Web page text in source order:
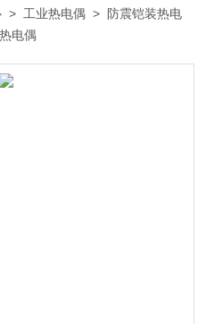
> 工业热电偶 > 防震铠装热电
电偶